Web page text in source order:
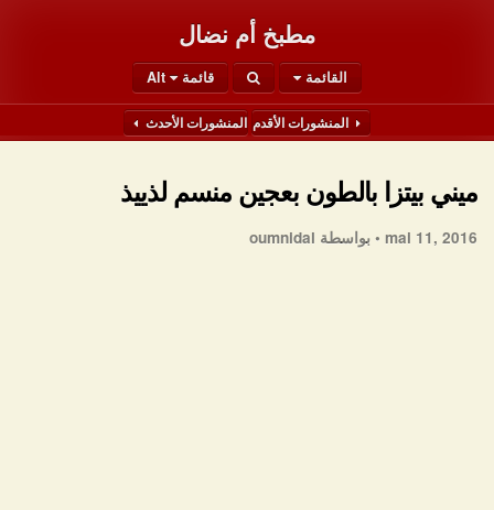
مطبخ أم نضال
القائمة قائمة Alt
المنشورات الأقدم المنشورات الأحدث
ميني بيتزا بالطون بعجين منسم لذييذ
mai 11, 2016 • بواسطة oumnidal